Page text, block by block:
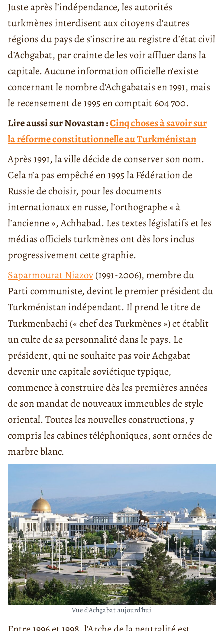
Juste après l’indépendance, les autorités
turkmènes interdisent aux citoyens d’autres
régions du pays de s’inscrire au registre d’état civil
d’Achgabat, par crainte de les voir affluer dans la
capitale. Aucune information officielle n’existe
concernant le nombre d’Achgabatais en 1991, mais
le recensement de 1995 en comptait 604 700.
Lire aussi sur Novastan :Cinq choses à savoir sur
la réforme constitutionnelle au Turkménistan
Après 1991, la ville décide de conserver son nom.
Cela n’a pas empêché en 1995 la Fédération de
Russie de choisir, pour les documents
internationaux en russe, l’orthographe « à
l’ancienne », Achhabad. Les textes législatifs et les
médias officiels turkmènes ont dès lors inclus
progressivement cette graphie.
Saparmourat Niazov(1991-2006), membre du
Parti communiste, devint le premier président du
Turkménistan indépendant. Il prend le titre de
Turkmenbachi (« chef des Turkmènes ») et établit
un culte de sa personnalité dans le pays. Le
président, qui ne souhaite pas voir Achgabat
devenir une capitale soviétique typique,
commence à construire dès les premières années
de son mandat de nouveaux immeubles de style
oriental. Toutes les nouvelles constructions, y
compris les cabines téléphoniques, sont ornées de
marbre blanc.
Vue d’Achgabat aujourd’hui